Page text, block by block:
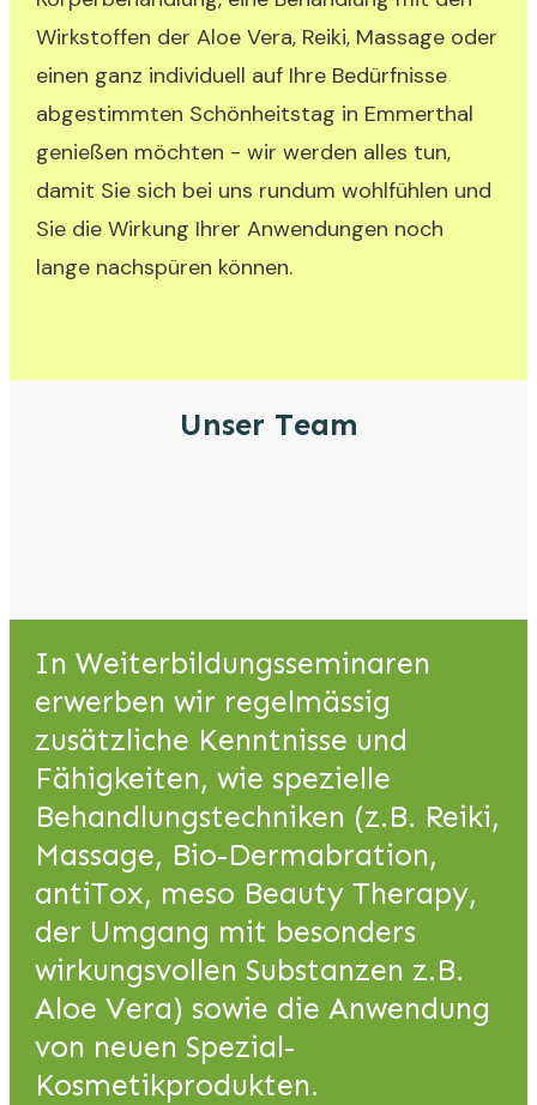
Wirkstoffen der Aloe Vera, Reiki, Massage oder
einen ganz individuell auf Ihre Bedürfnisse
abgestimmten Schönheitstag in Emmerthal
genießen möchten - wir werden alles tun,
damit Sie sich bei uns rundum wohlfühlen und
Sie die Wirkung Ihrer Anwendungen noch
lange nachspüren können.
Unser Team
In Weiterbildungsseminaren
erwerben wir regelmässig
zusätzliche Kenntnisse und
Fähigkeiten, wie spezielle
Behandlungstechniken (z.B. Reiki,
Massage, Bio-Dermabration,
antiTox, meso Beauty Therapy,
der Umgang mit besonders
wirkungsvollen Substanzen z.B.
Aloe Vera) sowie die Anwendung
von neuen Spezial-
Kosmetikprodukten.